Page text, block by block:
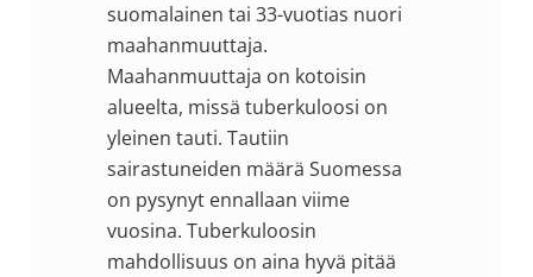
suomalainen tai 33-vuotias nuori
maahanmuuttaja.
Maahanmuuttaja on kotoisin
alueelta, missä tuberkuloosi on
yleinen tauti. Tautiin
sairastuneiden määrä Suomessa
on pysynyt ennallaan viime
vuosina. Tuberkuloosin
mahdollisuus on aina hyvä pitää